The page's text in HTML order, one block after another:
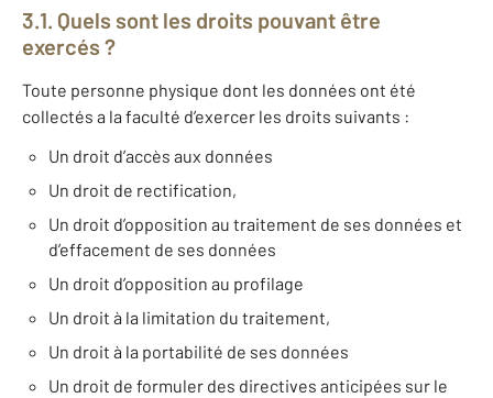
3.1. Quels sont les droits pouvant être
exercés ?
Toute personne physique dont les données ont été
collectés a la faculté d’exercer les droits suivants :
Un droit d’accès aux données
Un droit de rectification,
Un droit d’opposition au traitement de ses données et
d’effacement de ses données
Un droit d’opposition au profilage
Un droit à la limitation du traitement,
Un droit à la portabilité de ses données
Un droit de formuler des directives anticipées sur le